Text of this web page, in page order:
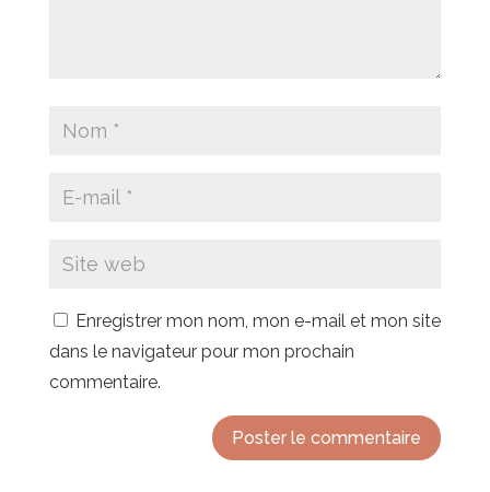
Enregistrer mon nom, mon e-mail et mon site
dans le navigateur pour mon prochain
commentaire.